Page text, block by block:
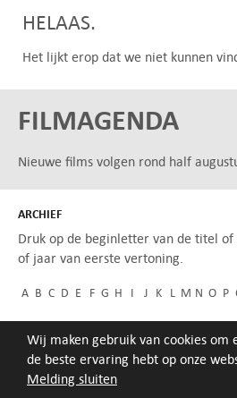
Melding sluiten
Wij maken gebruik van cookies om
de beste ervaring hebt op onze
HELAAS.
Het lijkt erop dat we niet kunnen
FILMAGENDA
Nieuwe films volgen rond half
ARCHIEF
Druk op de beginletter van de titel
of jaar van eerste vertoning.
A B C D E F G H I J K L M N O P